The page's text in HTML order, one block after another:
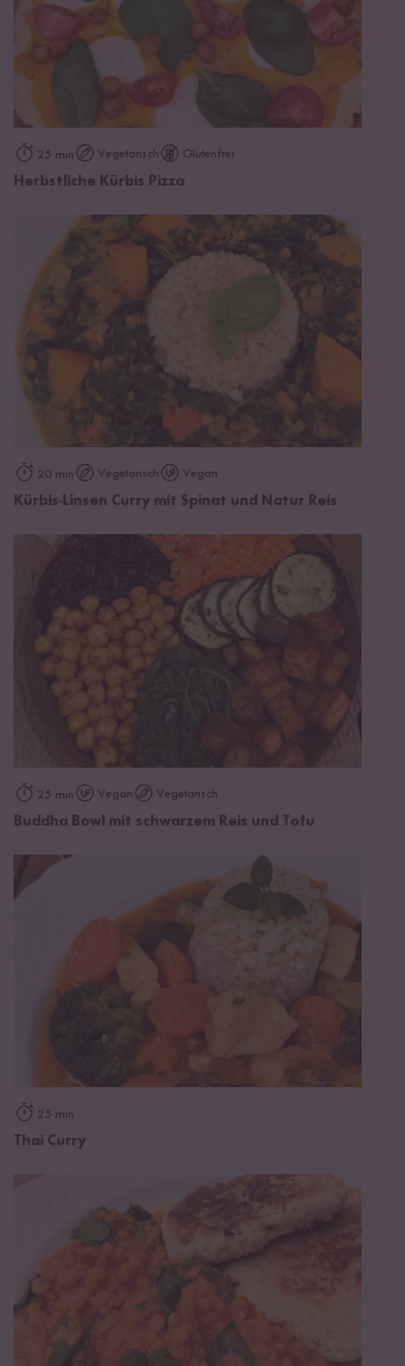
25 min Vegetarisch Glutenfrei
Herbstliche Kürbis Pizza
20 min Vegetarisch Vegan
Kürbis-Linsen Curry mit Spinat und Natur Reis
25 min Vegan Vegetarisch
Buddha Bowl mit schwarzem Reis und Tofu
25 min
Thai Curry